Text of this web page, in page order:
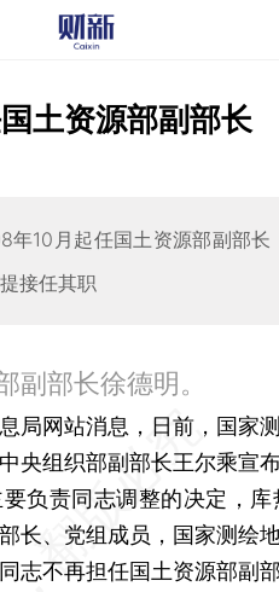
土资源部副部长
10月起任国土资源部副部长
接任其职
副部长徐德明。
网站消息，日前，国家
央组织部副部长王尔乘宣
负责同志调整的决定，库
长、党组成员，国家测绘
志不再担任国土资源部副